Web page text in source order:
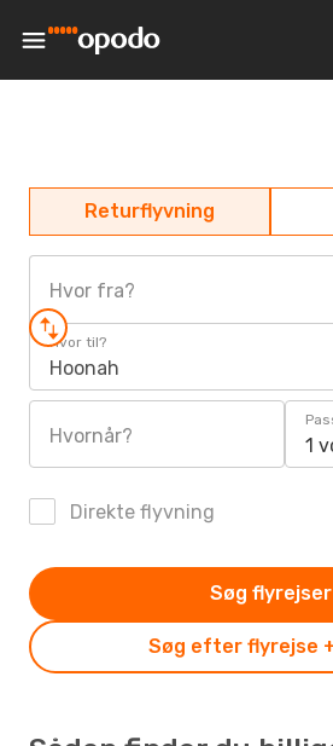
Returflyvning
Hvor fra?
Hvor til?
Hoonah
Hvornår? 1
Direkte flyvning
Søg efter flyrejse
Søg flyrejser